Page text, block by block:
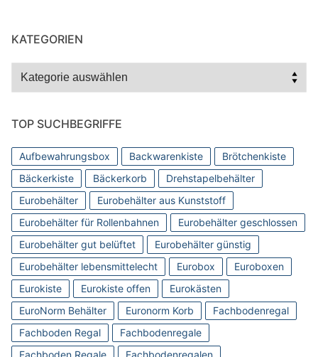
KATEGORIEN
Kategorien
TOP SUCHBEGRIFFE
Aufbewahrungsbox Backwarenkiste
Brötchenkiste
Bäckerkiste
Bäckerkorb
Drehstapelbehälter
Eurobehälter
Eurobehälter aus Kunststoff
Eurobehälter für Rollenbahnen
Eurobehälter geschlossen
Eurobehälter gut belüftet
Eurobehälter günstig
Eurobehälter lebensmittelecht
Eurobox
Euroboxen
Eurokiste
Eurokiste offen
Eurokästen
EuroNorm Behälter
Euronorm Korb
Fachbodenregal
Fachboden Regal
Fachbodenregale
Fachboden Regale
Fachbodenregalen